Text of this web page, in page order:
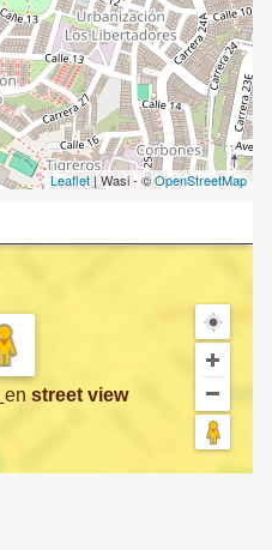
Leaflet| Wasi - ©OpenStreetMap
en street view